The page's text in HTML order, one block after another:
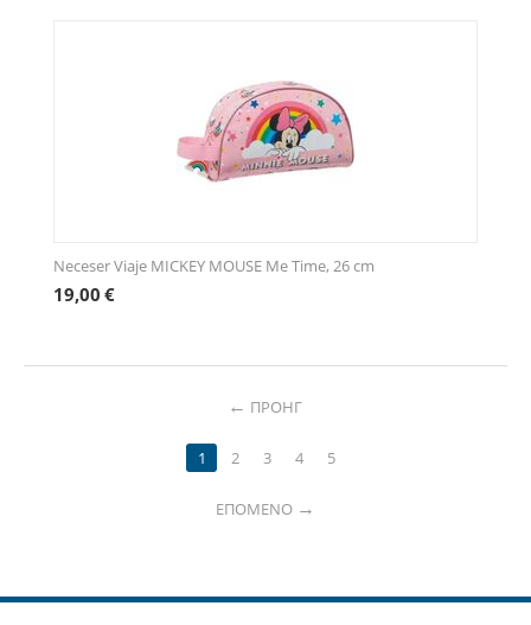
Neceser Viaje MICKEY MOUSE Me Time, 26 cm
19,00 €
ΠΡΟΗΓ
1 2 3 4 5
ΕΠΌΜΕΝΟ